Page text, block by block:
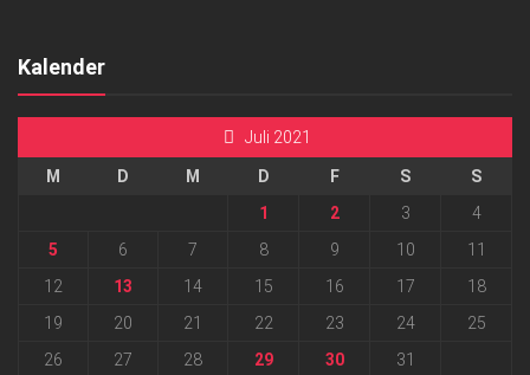
Kalender
Juli 2021
M D M D F S
S
1
2 3
4
5
6 7 8 9 10
11
12
13 14 15 16 17
18
19
20 21 22 23 24
25
26
27 28 29 30 31